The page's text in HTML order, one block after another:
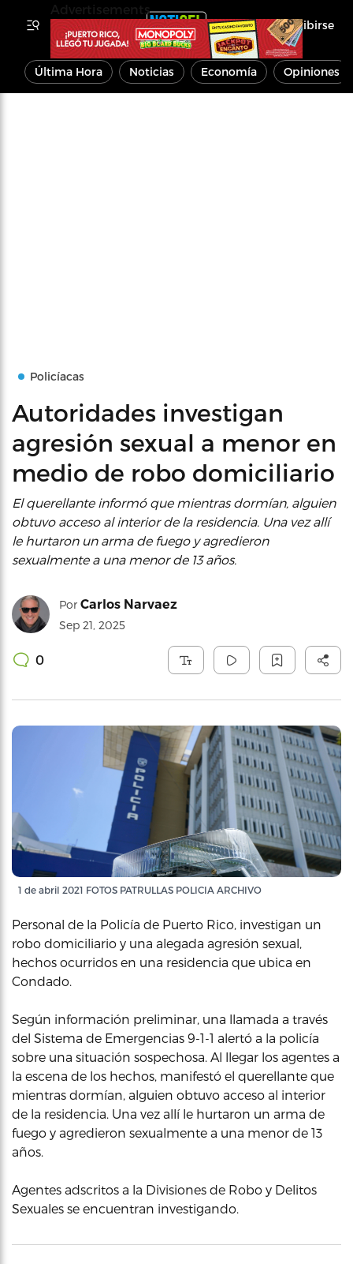
Inscribirse
Última Hora Noticias Economía Opiniones
Policíacas
Autoridades investigan
agresión sexual a menor en
medio de robo domiciliario
El querellante informó que mientras dormían, alguien
obtuvo acceso al interior de la residencia. Una vez allí
le hurtaron un arma de fuego y agredieron
sexualmente a una menor de 13 años.
Por Carlos Narvaez
Sep 21, 2025
0
1 de abril 2021 FOTOS PATRULLAS POLICIA ARCHIVO
Personal de la Policía de Puerto Rico, investigan un
robo domiciliario y una alegada agresión sexual,
hechos ocurridos en una residencia que ubica en
Condado.
Según información preliminar, una llamada a través
del Sistema de Emergencias 9-1-1 alertó a la policía
sobre una situación sospechosa. Al llegar los agentes a
la escena de los hechos, manifestó el querellante que
mientras dormían, alguien obtuvo acceso al interior
de la residencia. Una vez allí le hurtaron un arma de
fuego y agredieron sexualmente a una menor de 13
años.
Agentes adscritos a la Divisiones de Robo y Delitos
Sexuales se encuentran investigando.
Advertisements